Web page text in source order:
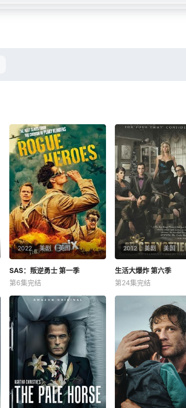
2022 美剧 英国
SAS：叛逆勇士 第一季
杰克·奥康奈尔
BBC将推出一部剧集《SAS: Ro
gue Heroes》，讲述世界著名
的特种部队——英国皇家特种
空勤团(SAS)的诞生，其如何开
启特种作战的新时代，“从二战
最艰难的时刻开始，聚焦一群
有缺点、大胆、特
SAS：叛逆勇士 第一季
第6集完结
2012 美剧 美国
生活大爆炸 第六季
约翰尼·盖尔克奇
生活大爆炸 第六季
第24集完结